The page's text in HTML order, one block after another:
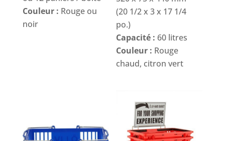
Couleur : Rouge ou
noir
(20 1/2 x 3 x 17 1/4
po.)
Capacité : 60 litres
Couleur : Rouge
chaud, citron vert